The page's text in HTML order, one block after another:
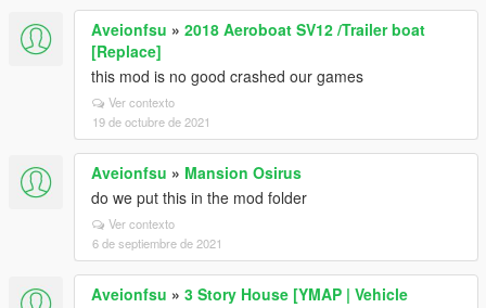
Aveionfsu » 2018 Aeroboat SV12 /Trailer boat
[Replace]
this mod is no good crashed our games
Ver contexto
19 de octubre de 2021
Aveionfsu » Mansion Osirus
do we put this in the mod folder
Ver contexto
6 de septiembre de 2021
Aveionfsu » 3 Story House [YMAP | Vehicle